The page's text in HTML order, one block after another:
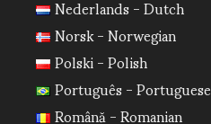
Norsk - Norwegian
Polski - Polish
Português - Portuguese
Română - Romanian